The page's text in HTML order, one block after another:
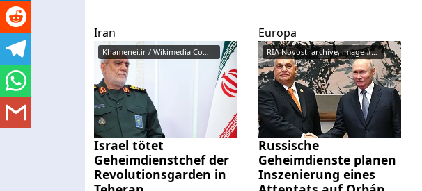
Iran
Khamenei.ir / Wikimedia Commons...
Israel tötet
Geheimdienstchef der
Revolutionsgarden in
Europa
RIA Novosti archive, image #853...
Russische
Geheimdienste planen
Inszenierung eines